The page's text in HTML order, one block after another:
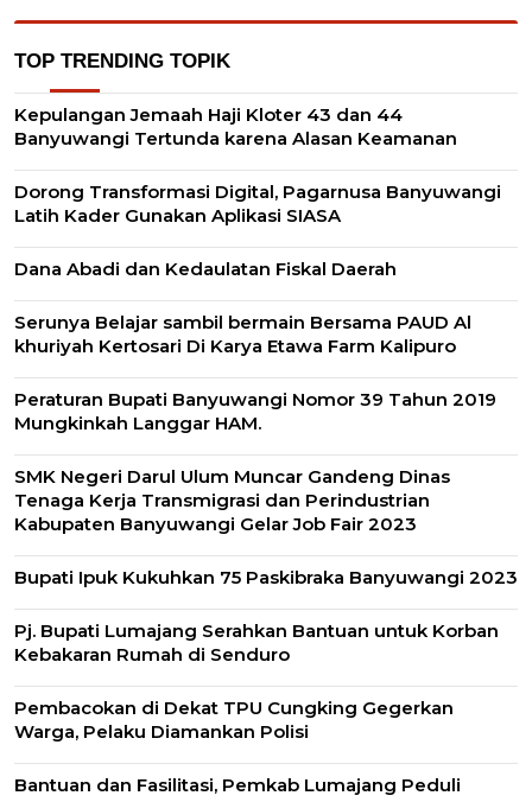
TOP TRENDING TOPIK
Kepulangan Jemaah Haji Kloter 43 dan 44
Banyuwangi Tertunda karena Alasan Keamanan
Dorong Transformasi Digital, Pagarnusa Banyuwangi
Latih Kader Gunakan Aplikasi SIASA
Dana Abadi dan Kedaulatan Fiskal Daerah
Serunya Belajar sambil bermain Bersama PAUD Al
khuriyah Kertosari Di Karya Etawa Farm Kalipuro
Peraturan Bupati Banyuwangi Nomor 39 Tahun 2019
Mungkinkah Langgar HAM.
SMK Negeri Darul Ulum Muncar Gandeng Dinas
Tenaga Kerja Transmigrasi dan Perindustrian
Kabupaten Banyuwangi Gelar Job Fair 2023
Bupati Ipuk Kukuhkan 75 Paskibraka Banyuwangi 2023
Pj. Bupati Lumajang Serahkan Bantuan untuk Korban
Kebakaran Rumah di Senduro
Pembacokan di Dekat TPU Cungking Gegerkan
Warga, Pelaku Diamankan Polisi
Bantuan dan Fasilitasi, Pemkab Lumajang Peduli